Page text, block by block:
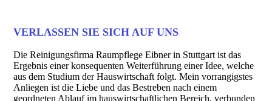
VERLASSEN SIE SICH AUF UNS
Die Reinigungsfirma Raumpflege Eibner in Stuttgart ist das
Ergebnis einer konsequenten Weiterführung einer Idee, welche
aus dem Studium der Hauswirtschaft folgt. Mein vorrangigstes
Anliegen ist die Liebe und das Bestreben nach einem
geordneten Ablauf im hauswirtschaftlichen Bereich, verbunden